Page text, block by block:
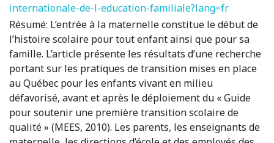
internationale-de-l-education-familiale?lang=fr
Résumé: L’entrée à la maternelle constitue le début de
l’histoire scolaire pour tout enfant ainsi que pour sa
famille. L’article présente les résultats d’une recherche
portant sur les pratiques de transition mises en place
au Québec pour les enfants vivant en milieu
défavorisé, avant et après le déploiement du « Guide
pour soutenir une première transition scolaire de
qualité » (MEES, 2010). Les parents, les enseignants de